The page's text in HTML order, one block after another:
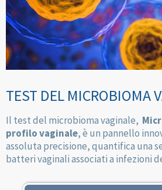
TEST DEL MICROBIOMA
Il test del microbioma vaginale,
profilo vaginale, è un pannello
assoluta precisione, quantifica una
batteri vaginali associati a infezioni